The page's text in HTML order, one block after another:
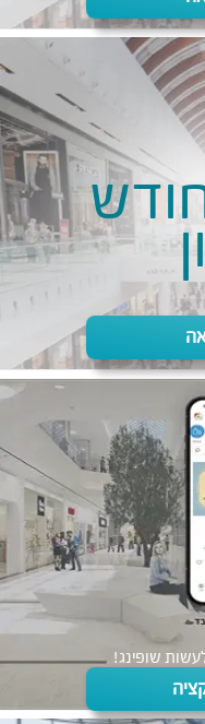
שופינג!